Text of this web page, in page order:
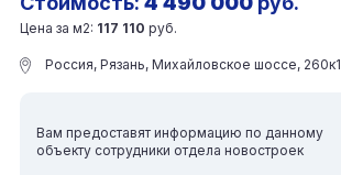
Цена за м2: 117 110 руб.
Россия, Рязань, Михайловское шоссе, 260к1
Вам предоставят информацию по данному
объекту сотрудники отдела новостроек